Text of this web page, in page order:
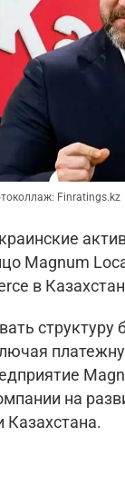
Finratings.kz
Magnum
в
структуру
на
Казахстана.